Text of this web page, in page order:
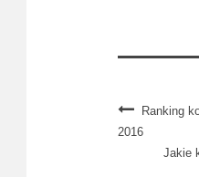
Ranking
2016
Jakie